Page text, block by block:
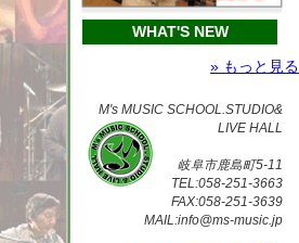
WHAT'S NEW
» もっと見る
M's MUSIC SCHOOL.STUDIO&
LIVE HALL
岐阜市鹿島町5-11
TEL:058-251-3663
FAX:058-251-3639
MAIL:info@ms-music.jp